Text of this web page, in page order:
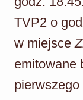
TVP2 o
w miejsce
emitowane